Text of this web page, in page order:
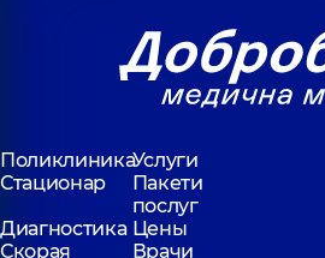
ПоликлиникаУслуги
Стационар
Пакети
послуг
Диагностика Цены
Скорая
Врачи